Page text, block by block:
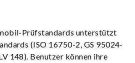
Prüfstandards unterstützt
(ISO 16750-2, GS 95024-
148). Benutzer können ihre